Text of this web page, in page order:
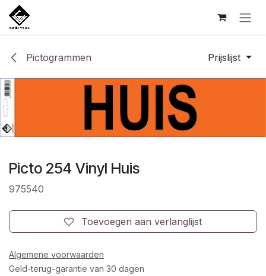
Overslaan naar inhoud
Pictogrammen Prijslijst
Picto 254 Vinyl Huis
975540
Toevoegen aan verlanglijst
Algemene voorwaarden
Geld-terug-garantie van 30 dagen